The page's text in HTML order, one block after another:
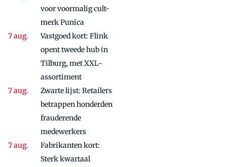
voor voormalig cult-
merk Punica
Vastgoed kort: Flink
opent tweede hub in
Tilburg, met XXL-
assortiment
Zwarte lijst: Retailers
betrappen honderden
frauderende
medewerkers
Fabrikanten kort:
Sterk kwartaal